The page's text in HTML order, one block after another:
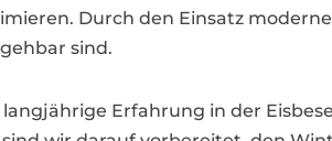
Durch den Einsatz
sind.
Erfahrung in der